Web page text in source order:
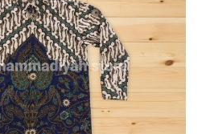
Cara Shalat
Menurut
Himpunan
Putusan Tarjih
Muhammadiyah
Rp. 31.000